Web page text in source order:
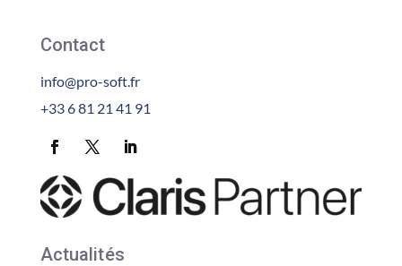
Contact
info@pro-soft.fr
+33 6 81 21 41 91
Actualités